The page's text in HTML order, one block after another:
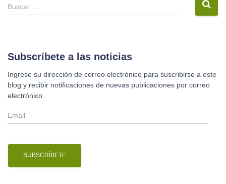
r
Buscar …
Subscríbete a las noticias
Ingrese su dirección de correo electrónico para suscribirse a este
blog y recibir notificaciones de nuevas publicaciones por correo
electrónico.
E
m
i